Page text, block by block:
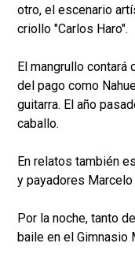
otro, el escenario
criollo "Carlos Haro".
El mangrullo
del pago como
guitarra. El año
caballo.
En relatos también
y payadores
Por la noche, tanto
baile en el Gimnasio